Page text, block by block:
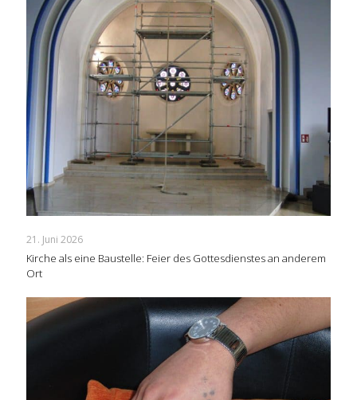
21. Juni 2026
Kirche als eine Baustelle: Feier des Gottesdienstes an anderem
Ort